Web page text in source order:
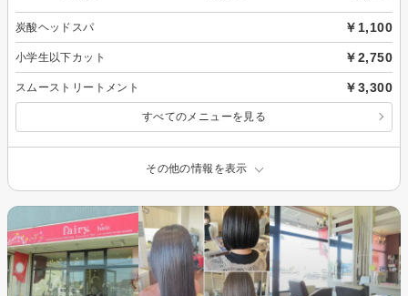
炭酸ヘッドスパ ￥1,100
小学生以下カット ￥2,750
スムーストリートメント ￥3,300
すべてのメニューを見る
その他の情報を表示